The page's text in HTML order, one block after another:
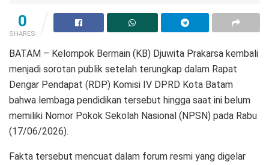
0
SHARES
BATAM – Kelompok Bermain (KB) Djuwita Prakarsa kembali
menjadi sorotan publik setelah terungkap dalam Rapat
Dengar Pendapat (RDP) Komisi IV DPRD Kota Batam
bahwa lembaga pendidikan tersebut hingga saat ini belum
memiliki Nomor Pokok Sekolah Nasional (NPSN) pada Rabu
(17/06/2026).
Fakta tersebut mencuat dalam forum resmi yang digelar